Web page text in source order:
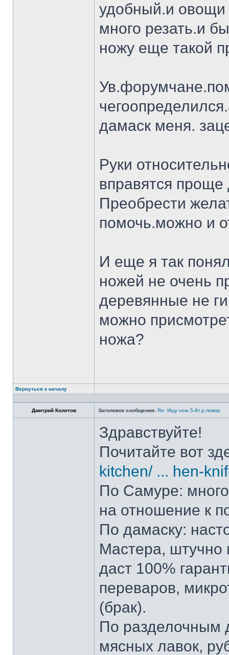
удобный.и овощи
много резать.и
ножу еще такой
дамаск меня.
Руки
вправятся
Преобрести
помочь.можно и
И еще я так
ножей не очень
деревянные не
можно
ножа?
Вернуться к началу
Дмитрий Колотов Заголовок сообщения: Re: Ищу нож.5-8т.р.повар
Здравствуйте!
Почитайте вот
kitchen/ ... hen-
По Самуре: много
на отношение к
По дамаску:
Мастера, штучно
даст 100%
переваров,
(брак).
По разделочным
мясных лавок,